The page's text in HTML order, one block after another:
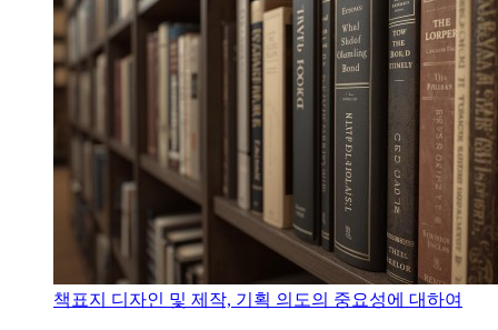
책표지 디자인 및 제작, 기획 의도의 중요성에 대하여